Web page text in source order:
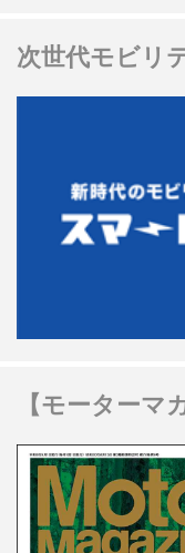
次世代モビリ
【モーターマ